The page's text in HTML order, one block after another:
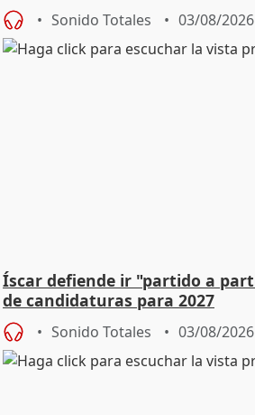
Sonido Totales 03/08/2026
Íscar defiende ir "partido a
de candidaturas para 2027
Sonido Totales 03/08/2026